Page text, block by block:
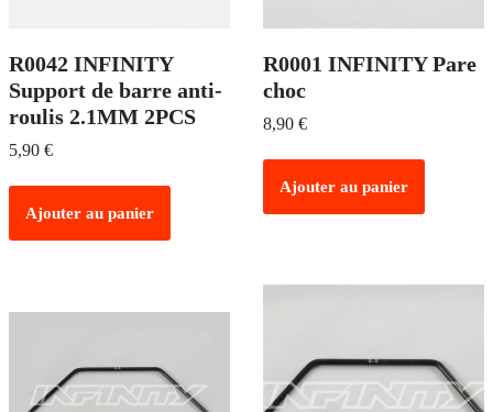
R0042 INFINITY
Support de barre anti-
roulis 2.1MM 2PCS
5,90 €
Ajouter au panier
R0001 INFINITY Pare
choc
8,90 €
Ajouter au panier